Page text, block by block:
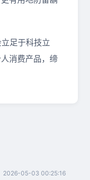
足于科技立
消费产品，缔
2026-05-03 00:25:16